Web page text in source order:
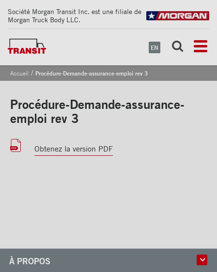
Société Morgan Transit Inc. est une filiale de
Morgan Truck Body LLC.
EN
Accueil / Procédure-Demande-assurance-emploi rev 3
Procédure-Demande-assurance-
emploi rev 3
Obtenez la version PDF
À PROPOS